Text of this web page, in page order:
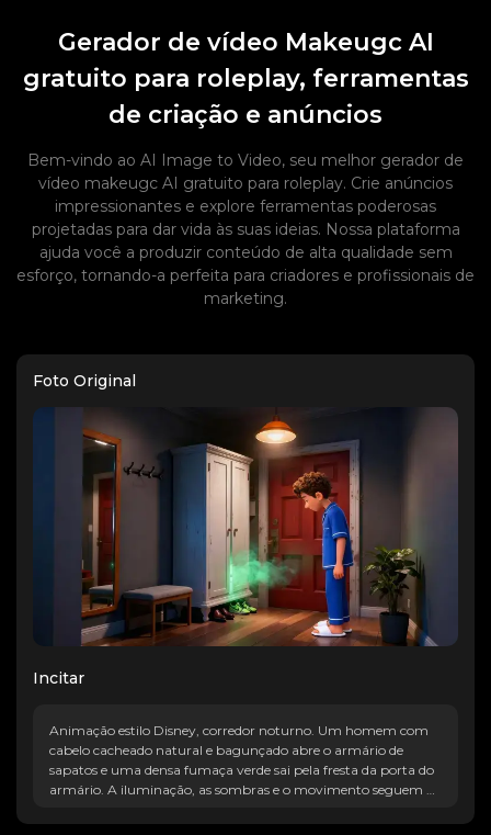
Gerador de vídeo Makeugc AI
gratuito para roleplay, ferramentas
de criação e anúncios
Bem-vindo ao AI Image to Video, seu melhor gerador de
vídeo makeugc AI gratuito para roleplay. Crie anúncios
impressionantes e explore ferramentas poderosas
projetadas para dar vida às suas ideias. Nossa plataforma
ajuda você a produzir conteúdo de alta qualidade sem
esforço, tornando-a perfeita para criadores e profissionais de
marketing.
Foto Original
Incitar
Animação estilo Disney, corredor noturno. Um homem com
cabelo cacheado natural e bagunçado abre o armário de
sapatos e uma densa fumaça verde sai pela fresta da porta do
armário. A iluminação, as sombras e o movimento seguem a